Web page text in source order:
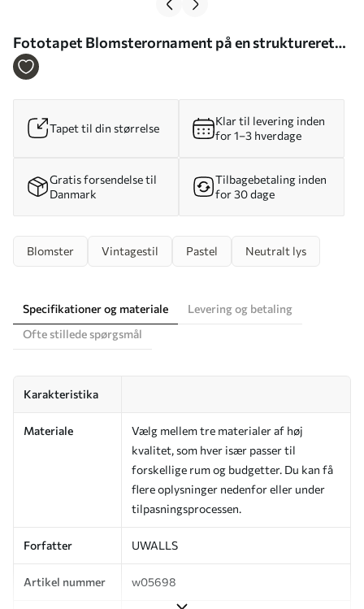
Fototapet Blomsterornament på en struktureret
lys baggrund Nr. w05698
Tapet til din størrelse
Klar til levering inden
for 1–3 hverdage
Gratis forsendelse til
Danmark
Tilbagebetaling inden
for 30 dage
Blomster Vintagestil Pastel Neutralt lys
Specifikationer og materiale
Levering og betaling
Ofte stillede spørgsmål
Karakteristika
Materiale
Vælg mellem tre materialer af høj
kvalitet, som hver især passer til
forskellige rum og budgetter. Du kan få
flere oplysninger nedenfor eller under
tilpasningsprocessen.
Forfatter UWALLS
Artikel nummer w05698